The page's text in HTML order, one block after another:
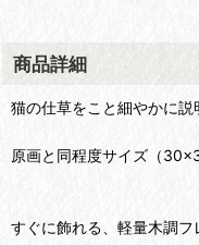
商品詳細
猫の仕草をこと細やかに説
原画と同程度サイズ（
すぐに飾れる、軽量木調フ